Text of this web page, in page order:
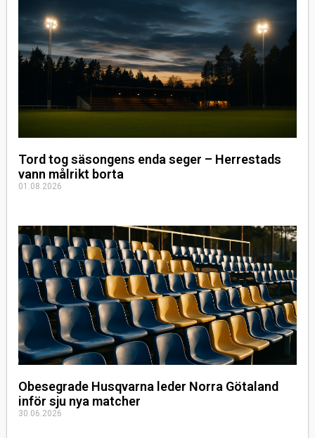
Tord tog säsongens enda seger – Herrestads
vann målrikt borta
01.08.2026
Obesegrade Husqvarna leder Norra Götaland
inför sju nya matcher
30.06.2026